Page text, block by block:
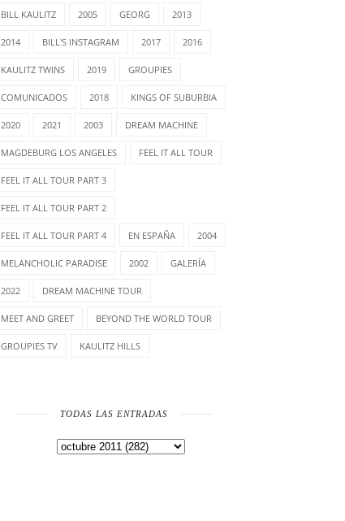
BILL KAULITZ 2005 GEORG 2013
2014 BILL'S INSTAGRAM 2017 2016
KAULITZ TWINS 2019 GROUPIES
COMUNICADOS 2018 KINGS OF SUBURBIA
2020 2021 2003 DREAM MACHINE
MAGDEBURG LOS ANGELES FEEL IT ALL TOUR
FEEL IT ALL TOUR PART 3
FEEL IT ALL TOUR PART 2
FEEL IT ALL TOUR PART 4 EN ESPAÑA 2004
MELANCHOLIC PARADISE 2002 GALERÍA
2022 DREAM MACHINE TOUR
MEET AND GREET BEYOND THE WORLD TOUR
GROUPIES TV KAULITZ HILLS
TODAS LAS ENTRADAS